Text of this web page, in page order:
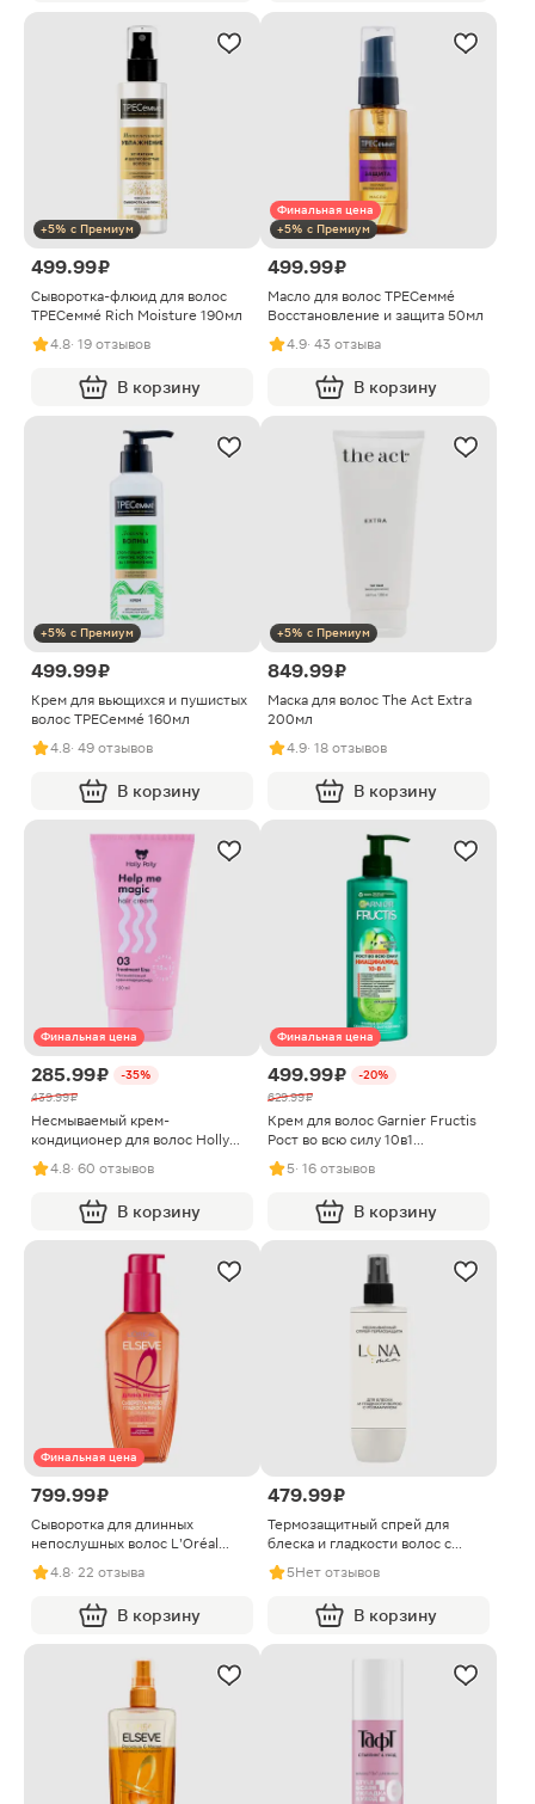
+5% с Премиум
499.99 ₽
Сыворотка-флюид для волос
ТРЕСеммé Rich Moisture 190мл
4.8· 19 отзывов
В корзину
Финальная цена
+5% с Премиум
499.99 ₽
Масло для волос ТРЕСеммé
Восстановление и защита 50мл
4.9· 43 отзыва
В корзину
+5% с Премиум
499.99 ₽
Крем для вьющихся и пушистых
волос ТРЕСеммé 160мл
4.8· 49 отзывов
В корзину
+5% с Премиум
849.99 ₽
Маска для волос The Act Extra
200мл
4.9· 18 отзывов
В корзину
Финальная цена
285.99 ₽
-35%
439.99 ₽
Несмываемый крем-
кондиционер для волос Holly
Polly Help Me Magic 15в1 150мл
4.8· 60 отзывов
В корзину
Финальная цена
499.99 ₽
-20%
629.99 ₽
Крем для волос Garnier Fructis
Рост во всю силу 10в1
Комплексный несмываемый с
экстрактом яблока и ниацином
5· 16 отзывов
В корзину
Финальная цена
799.99 ₽
Сыворотка для длинных
непослушных волос L’Oréal
Paris Гладкость мечты Elseve
Длина мечты несмываемый уход
4.8· 22 отзыва
В корзину
479.99 ₽
Термозащитный спрей для
блеска и гладкости волос с
розмарином Luna Mea 200мл
5Нет отзывов
В корзину